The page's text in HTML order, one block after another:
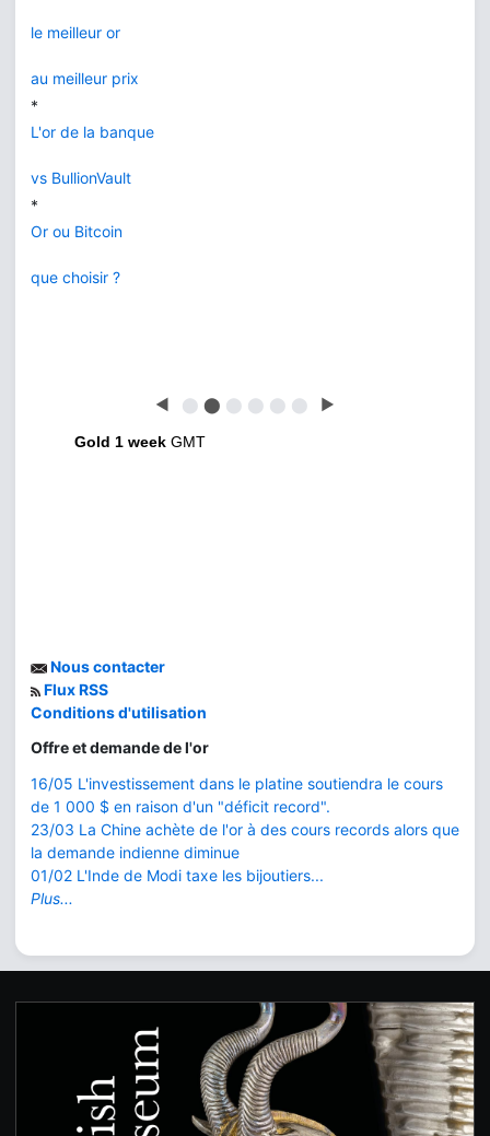
le meilleur or
au meilleur prix
*
L'or de la banque
vs BullionVault
*
Or ou Bitcoin
que choisir ?
◀ ⬤ ⬤ ⬤ ⬤ ⬤ ⬤ ▶
Gold 1 week GMT
Nous contacter
Flux RSS
Conditions d'utilisation
Offre et demande de l'or
16/05 L'investissement dans le platine soutiendra le cours
de 1 000 $ en raison d'un "déficit record".
23/03 La Chine achète de l'or à des cours records alors que
la demande indienne diminue
01/02 L'Inde de Modi taxe les bijoutiers...
Plus...